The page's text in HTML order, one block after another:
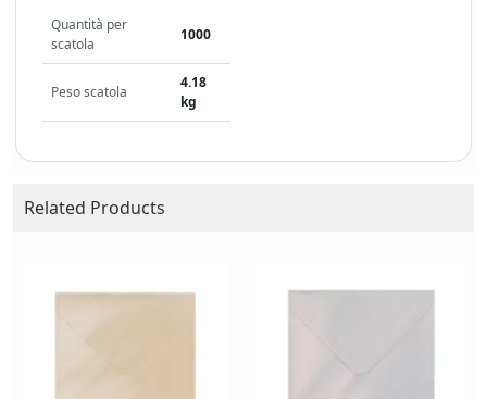
Quantità per
scatola
1000
Peso scatola
4.18
kg
Related Products